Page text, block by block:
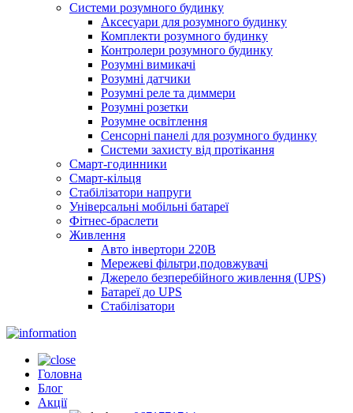
Системи розумного будинку
Аксесуари для розумного будинку
Комплекти розумного будинку
Контролери розумного будинку
Розумні вимикачі
Розумні датчики
Розумні реле та диммери
Розумні розетки
Розумне освітлення
Сенсорні панелі для розумного будинку
Системи захисту від протікання
Смарт-годинники
Смарт-кільця
Стабілізатори напруги
Універсальні мобільні батареї
Фітнес-браслети
Живлення
Авто інвертори 220В
Мережеві фільтри,подовжувачі
Джерело безперебійного живлення (UPS)
Батареї до UPS
Стабілізатори
Головна
Блог
Акції